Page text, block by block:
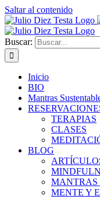
Saltar al contenido
Buscar:
Inicio
BIO
Mantras
TERAPIAS
CLASES
BLOG
MANTRAS
MENTE Y